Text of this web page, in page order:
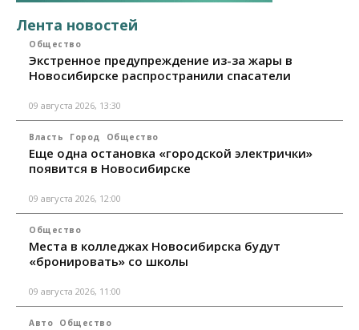
Лента новостей
Общество
Экстренное предупреждение из-за жары в
Новосибирске распространили спасатели
09 августа 2026, 13:30
Власть Город Общество
Еще одна остановка «городской электрички»
появится в Новосибирске
09 августа 2026, 12:00
Общество
Места в колледжах Новосибирска будут
«бронировать» со школы
09 августа 2026, 11:00
Авто Общество